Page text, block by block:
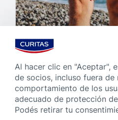
CÓMO PROTEGER UNA HERIDA DEL
Diferentes tipos de agua
heridas
3 Min. Leyendo
Al hacer clic en "Aceptar",
de socios, incluso fuera
comportamiento de los
adecuado de protección
Podés retirar tu